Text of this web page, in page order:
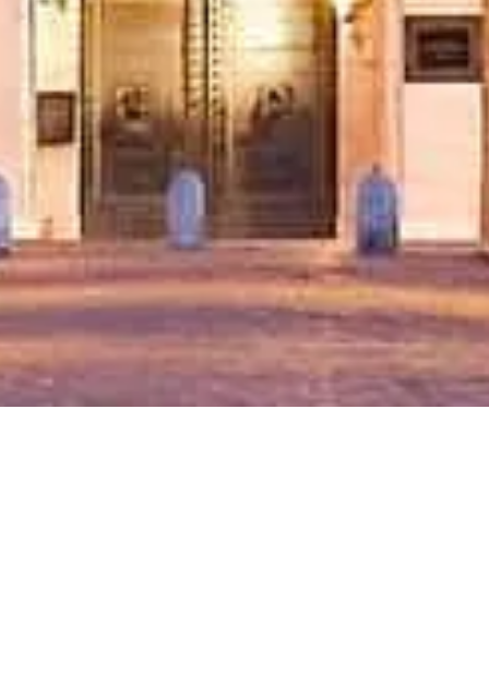
Apa yang bisa dilihat
Legal
Catatan hukum
Tentang kami
Kebijakan privasi
Kebijakan cookie
Peta situs
Dibuat dengan ❤️ untuk para pelancong dan pecinta sejarah di
seluruh dunia, oleh seseorang yang sama seperti mereka.
Pemandu pribadi Anda untuk Castel Sant'Angelo. Tanya apa saja
tentang tiket, jam buka, dan lainnya!